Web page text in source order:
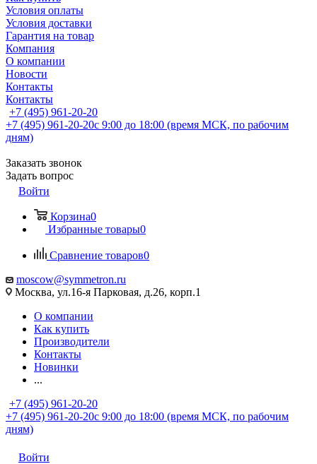
Условия оплаты
Условия доставки
Гарантия на товар
Компания
О компании
Новости
Контакты
Контакты
+7 (495) 961-20-20
+7 (495) 961-20-20с 9:00 до 18:00 (время МСК, по рабочим
дням)
Заказать звонок
Задать вопрос
Войти
Корзина0
Избранные товары0
Сравнение товаров0
moscow@symmetron.ru
Москва, ул.16-я Парковая, д.26, корп.1
О компании
Как купить
Производители
Контакты
Новинки
...
+7 (495) 961-20-20
+7 (495) 961-20-20с 9:00 до 18:00 (время МСК, по рабочим
дням)
Войти